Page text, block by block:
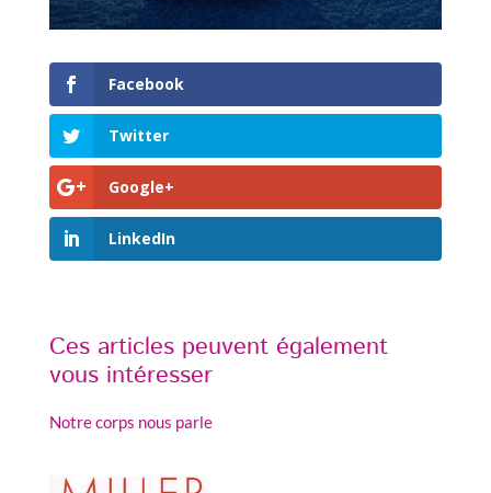
Facebook
Twitter
Google+
LinkedIn
Ces articles peuvent également
vous intéresser
Notre corps nous parle